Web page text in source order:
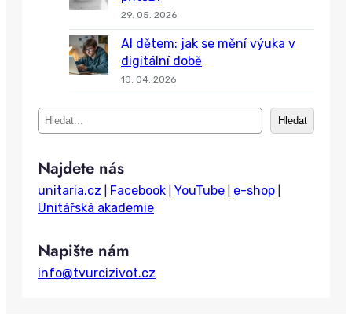
29. 05. 2026
AI dětem: jak se mění výuka v
digitální době
10. 04. 2026
S
e
r
c
h
Hledat
Najdete nás
unitaria.cz Facebook YouTube e-shop
Unitářská akademie
Napište nám
info@tvurcizivot.cz